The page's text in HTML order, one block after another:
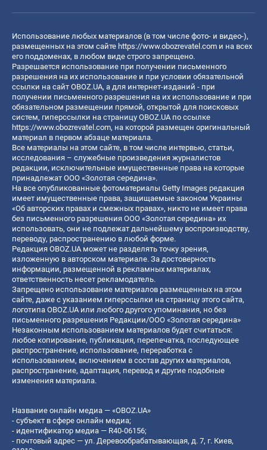
Использование любых материалов (в том числе фото- и видео-),
размещенных на этом сайте https://www.obozrevatel.com и на всех
его поддоменах, в любом виде строго запрещено.
Разрешается использование при получении письменного
разрешения на их использование и при условии обязательной
ссылки на сайт OBOZ.UA, а для интернет-изданий - при
получении письменного разрешения на их использование и при
обязательном размещении прямой, открытой для поисковых
систем, гиперссылки на страницу OBOZ.UA по ссылке
https://www.obozrevatel.com, на которой размещен оригинальный
материал в первом абзаце материала.
Все материалы на этом сайте, в том числе интервью, статьи,
исследования – служебные произведения журналистов
редакции, исключительные имущественные права на которые
принадлежат ООО «Золотая середина».
На все опубликованные фотоматериалы Getty Images редакция
имеет имущественные права, защищаемые законом Украины
«Об авторских правах и смежных правах», никто не имеет права
без письменного разрешения ООО «Золотая середина» их
использовать, они не подлежат дальнейшему воспроизводству,
переводу, распространению в любой форме.
Редакция OBOZ.UA может не разделять точку зрения,
изложенную в авторском материале. За достоверность
информации, размещенной в рекламных материалах,
ответственность несет рекламодатель.
Запрещено использование материалов размещенных на этом
сайте, даже с указанием гиперссылки на страницу этого сайта,
логотипа OBOZ.UA или любого другого упоминания, но без
письменного разрешения Редакции/ООО «Золотая середина»
Незаконным использованием материалов будет считаться:
любое копирование, публикация, перепечатка, последующее
распространение, использование, переработка с
использованием, включением в состав других материалов,
распространение, адаптация, перевод и другие подобные
изменения материала.
Название онлайн медиа — «OBOZ.UA»
- субъект в сфере онлайн медиа;
- идентификатор медиа — R40-06156;
- почтовый адрес — ул. Деревообрабатывающая, д. 7, г. Киев,